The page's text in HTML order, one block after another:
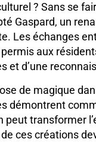
? Sans se
Gaspard, un
Les échanges
aux
et d’une
de magique
démontrent
peut transformer
ces créations